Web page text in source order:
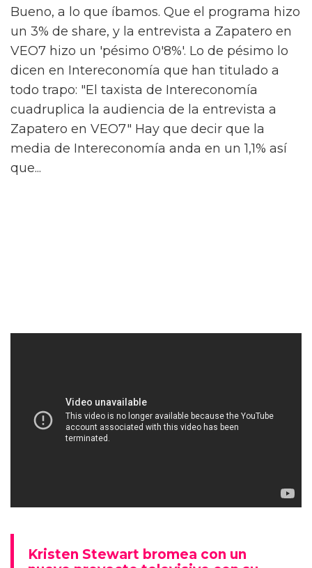
Bueno, a lo que íbamos. Que el programa hizo
un 3% de share, y la entrevista a Zapatero en
VEO7 hizo un 'pésimo 0'8%'. Lo de pésimo lo
dicen en Intereconomía que han titulado a
todo trapo: "El taxista de Intereconomía
cuadruplica la audiencia de la entrevista a
Zapatero en VEO7" Hay que decir que la
media de Intereconomía anda en un 1,1% así
que...
Kristen Stewart bromea con un